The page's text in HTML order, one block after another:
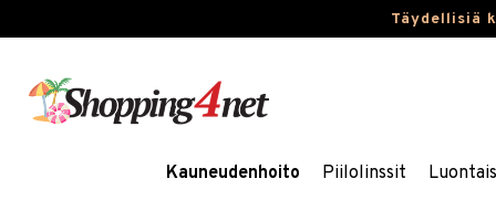
Täydellisiä
Kauneudenhoito Piilolinssit